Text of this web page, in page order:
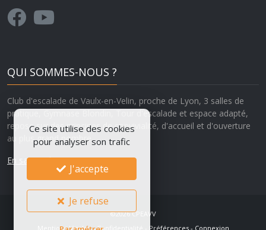
QUI SOMMES-NOUS ?
Club d'escalade de Vaulx-en-Velin, proche de Lyon, 3 salles de
pratique, Gymnase Blondin, Tour d'escalade et espace adapté,
repose sur des principes de convivialité, d'accueil et d'ouverture
au plus grand nombre.
En savoir plus
©2026CPEAVV
Mentions légales-Confidentialité Préférences- Connexion
Ce site utilise des cookies
pour analyser son trafic
J'accepte
Je refuse